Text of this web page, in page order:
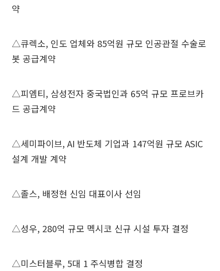
약
△큐렉소, 인도 업체와 85억원 규모 인공관절 수술로
봇 공급계약
△피엠티, 삼성전자 중국법인과 65억 규모 프로브카
드 공급계약
△세미파이브, AI 반도체 기업과 147억원 규모 ASIC
설계 개발 계약
△졸스, 배정현 신임 대표이사 선임
△성우, 280억 규모 멕시코 신규 시설 투자 결정
△미스터블루, 5대 1 주식병합 결정